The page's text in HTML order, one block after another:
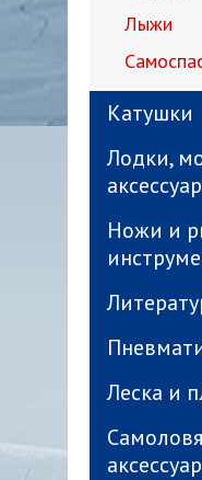
Лыжи
Катушки
Лодки,
Ножи и
Леска и